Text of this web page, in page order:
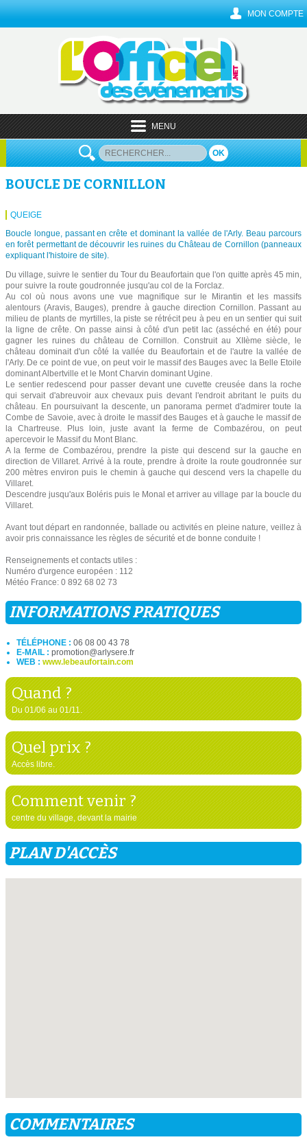
MON COMPTE
MENU
OK
BOUCLE DE CORNILLON
QUEIGE
Boucle longue, passant en crête et dominant la vallée de l'Arly. Beau parcours
en forêt permettant de découvrir les ruines du Château de Cornillon (panneaux
expliquant l'histoire de site).
Du village, suivre le sentier du Tour du Beaufortain que l'on quitte après 45 min,
pour suivre la route goudronnée jusqu'au col de la Forclaz.
Au col où nous avons une vue magnifique sur le Mirantin et les massifs
alentours (Aravis, Bauges), prendre à gauche direction Cornillon. Passant au
milieu de plants de myrtilles, la piste se rétrécit peu à peu en un sentier qui suit
la ligne de crête. On passe ainsi à côté d'un petit lac (asséché en été) pour
gagner les ruines du château de Cornillon. Construit au XIIème siècle, le
château dominait d'un côté la vallée du Beaufortain et de l'autre la vallée de
l'Arly. De ce point de vue, on peut voir le massif des Bauges avec la Belle Etoile
dominant Albertville et le Mont Charvin dominant Ugine.
Le sentier redescend pour passer devant une cuvette creusée dans la roche
qui servait d'abreuvoir aux chevaux puis devant l'endroit abritant le puits du
château. En poursuivant la descente, un panorama permet d'admirer toute la
Combe de Savoie, avec à droite le massif des Bauges et à gauche le massif de
la Chartreuse. Plus loin, juste avant la ferme de Combazérou, on peut
apercevoir le Massif du Mont Blanc.
A la ferme de Combazérou, prendre la piste qui descend sur la gauche en
direction de Villaret. Arrivé à la route, prendre à droite la route goudronnée sur
200 mètres environ puis le chemin à gauche qui descend vers la chapelle du
Villaret.
Descendre jusqu'aux Boléris puis le Monal et arriver au village par la boucle du
Villaret.
Avant tout départ en randonnée, ballade ou activités en pleine nature, veillez à
avoir pris connaissance les règles de sécurité et de bonne conduite !
Renseignements et contacts utiles :
Numéro d'urgence européen : 112
Météo France: 0 892 68 02 73
INFORMATIONS PRATIQUES
TÉLÉPHONE : 06 08 00 43 78
E-MAIL : promotion@arlysere.fr
WEB : www.lebeaufortain.com
Quand ?
Du 01/06 au 01/11.
Quel prix ?
Accès libre.
Comment venir ?
centre du village, devant la mairie
PLAN D'ACCÈS
COMMENTAIRES